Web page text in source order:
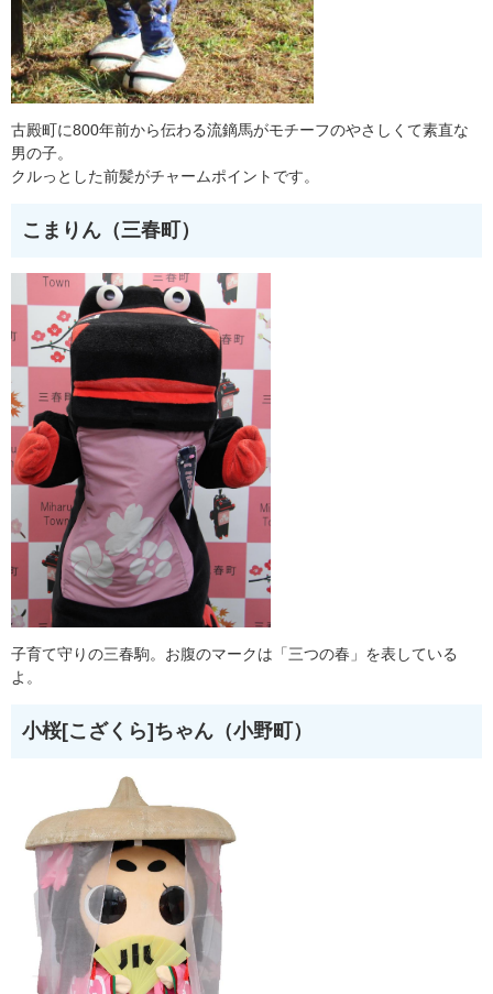
古殿町に800年前から伝わる流鏑馬がモチーフのやさしくて素直な
男の子。
クルっとした前髪がチャームポイントです。
こまりん（三春町）
子育て守りの三春駒。お腹のマークは「三つの春」を表している
よ。
小桜[こざくら]ちゃん（小野町）